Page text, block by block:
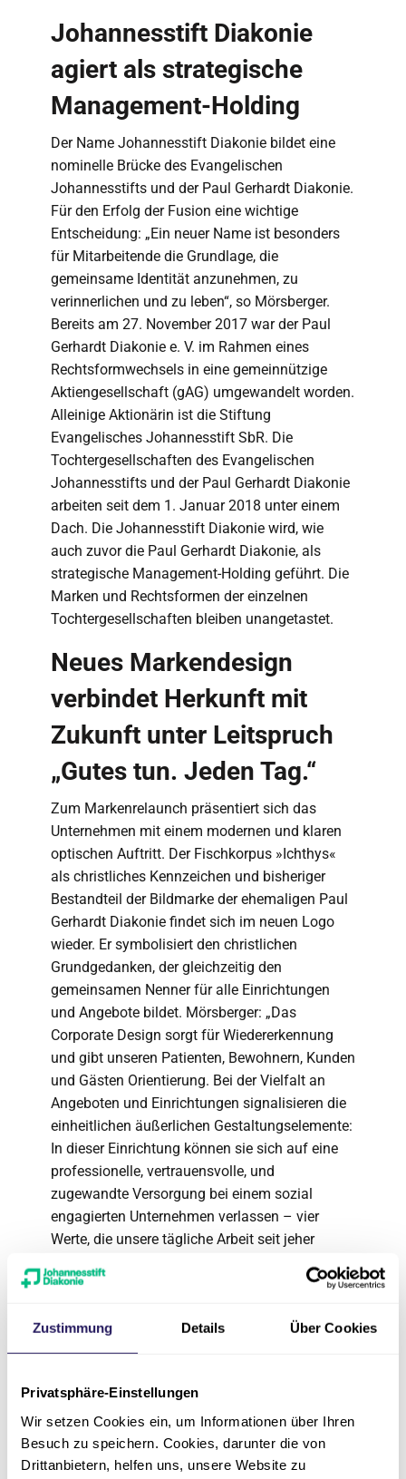
Zustimmung Details Über Cookies
Privatsphäre-Einstellungen
Wir setzen Cookies ein, um Informationen über Ihren
Besuch zu speichern. Cookies, darunter die von
Drittanbietern, helfen uns, unsere Website zu
Johannesstift Diakonie
agiert als strategische
Management-Holding
Der Name Johannesstift Diakonie bildet eine
nominelle Brücke des Evangelischen
Johannesstifts und der Paul Gerhardt Diakonie.
Für den Erfolg der Fusion eine wichtige
Entscheidung: „Ein neuer Name ist besonders
für Mitarbeitende die Grundlage, die
gemeinsame Identität anzunehmen, zu
verinnerlichen und zu leben“, so Mörsberger.
Bereits am 27. November 2017 war der Paul
Gerhardt Diakonie e. V. im Rahmen eines
Rechtsformwechsels in eine gemeinnützige
Aktiengesellschaft (gAG) umgewandelt worden.
Alleinige Aktionärin ist die Stiftung
Evangelisches Johannesstift SbR. Die
Tochtergesellschaften des Evangelischen
Johannesstifts und der Paul Gerhardt Diakonie
arbeiten seit dem 1. Januar 2018 unter einem
Dach. Die Johannesstift Diakonie wird, wie
auch zuvor die Paul Gerhardt Diakonie, als
strategische Management-Holding geführt. Die
Marken und Rechtsformen der einzelnen
Tochtergesellschaften bleiben unangetastet.
Neues Markendesign
verbindet Herkunft mit
Zukunft unter Leitspruch
„Gutes tun. Jeden Tag.“
Zum Markenrelaunch präsentiert sich das
Unternehmen mit einem modernen und klaren
optischen Auftritt. Der Fischkorpus »Ichthys«
als christliches Kennzeichen und bisheriger
Bestandteil der Bildmarke der ehemaligen Paul
Gerhardt Diakonie findet sich im neuen Logo
wieder. Er symbolisiert den christlichen
Grundgedanken, der gleichzeitig den
gemeinsamen Nenner für alle Einrichtungen
und Angebote bildet. Mörsberger: „Das
Corporate Design sorgt für Wiedererkennung
und gibt unseren Patienten, Bewohnern, Kunden
und Gästen Orientierung. Bei der Vielfalt an
Angeboten und Einrichtungen signalisieren die
einheitlichen äußerlichen Gestaltungselemente:
In dieser Einrichtung können sie sich auf eine
professionelle, vertrauensvolle, und
zugewandte Versorgung bei einem sozial
engagierten Unternehmen verlassen – vier
Werte, die unsere tägliche Arbeit seit jeher
prägen und für die wir auch in Zukunft stehen.“